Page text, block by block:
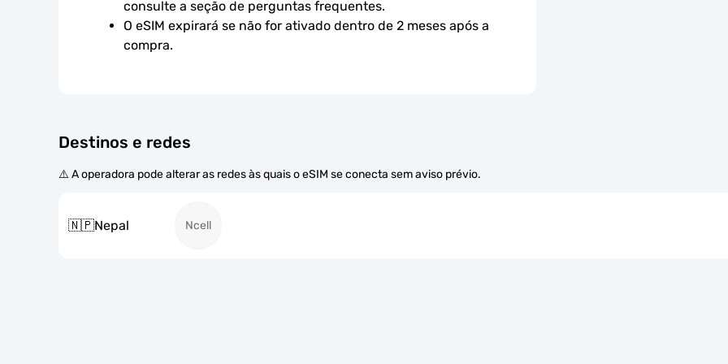
consulte a seção de perguntas frequentes.
O eSIM expirará se não for ativado dentro de 2 meses após a
compra.
Destinos e redes
⚠️ A operadora pode alterar as redes às quais o eSIM se conecta sem aviso prévio.
🇳🇵Nepal Ncell